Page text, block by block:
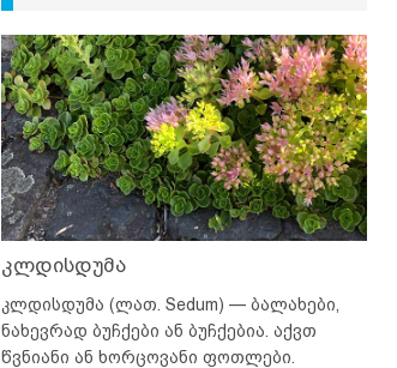
კლდისდუმა
კლდისდუმა (ლათ. Sedum) — ბალახები,
ნახევრად ბუჩქები ან ბუჩქებია. აქვთ
წვნიანი ან ხორცოვანი ფოთლები.